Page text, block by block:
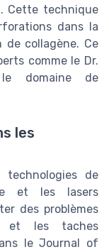
Cette technique
dans la
collagène. Ce
comme le Dr.
domaine de
les
technologies de
et les lasers
des problèmes
et les taches
le Journal of